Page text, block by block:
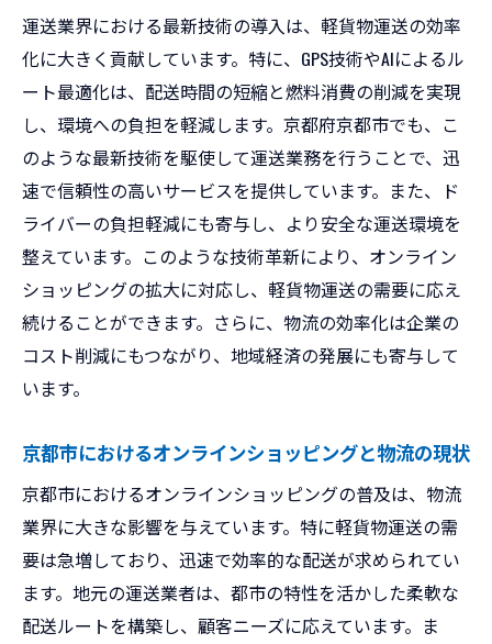
運送業界における最新技術の導入は、軽貨物運送の効率
化に大きく貢献しています。特に、GPS技術やAIによるル
ート最適化は、配送時間の短縮と燃料消費の削減を実現
し、環境への負担を軽減します。京都府京都市でも、こ
のような最新技術を駆使して運送業務を行うことで、迅
速で信頼性の高いサービスを提供しています。また、ド
ライバーの負担軽減にも寄与し、より安全な運送環境を
整えています。このような技術革新により、オンライン
ショッピングの拡大に対応し、軽貨物運送の需要に応え
続けることができます。さらに、物流の効率化は企業の
コスト削減にもつながり、地域経済の発展にも寄与して
います。
京都市におけるオンラインショッピングと物流の現状
京都市におけるオンラインショッピングの普及は、物流
業界に大きな影響を与えています。特に軽貨物運送の需
要は急増しており、迅速で効率的な配送が求められてい
ます。地元の運送業者は、都市の特性を活かした柔軟な
配送ルートを構築し、顧客ニーズに応えています。ま